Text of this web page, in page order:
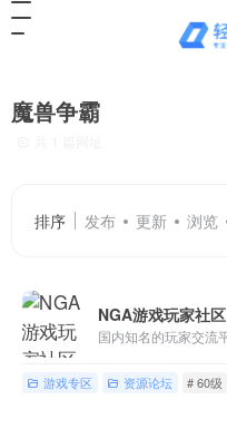
魔兽争霸
排序 发布 更新 浏览
NGA游戏玩家社区
游戏专区 资源论坛 # 60级